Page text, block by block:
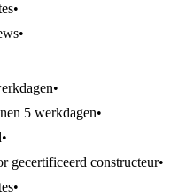
•
•
•
5 werkdagen•
•
gecertificeerd constructeur•
•